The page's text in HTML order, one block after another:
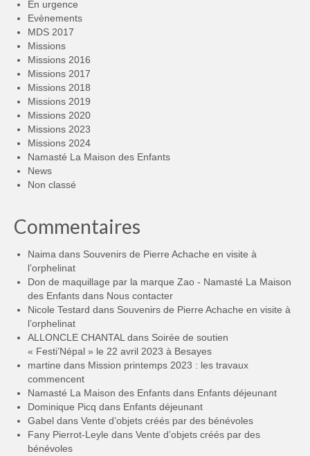
En urgence
Evènements
MDS 2017
Missions
Missions 2016
Missions 2017
Missions 2018
Missions 2019
Missions 2020
Missions 2023
Missions 2024
Namasté La Maison des Enfants
News
Non classé
Commentaires
Naima dans Souvenirs de Pierre Achache en visite à
l’orphelinat
Don de maquillage par la marque Zao - Namasté La Maison
des Enfants dans Nous contacter
Nicole Testard dans Souvenirs de Pierre Achache en visite à
l’orphelinat
ALLONCLE CHANTAL dans Soirée de soutien
« Festi’Népal » le 22 avril 2023 à Besayes
martine dans Mission printemps 2023 : les travaux
commencent
Namasté La Maison des Enfants dans Enfants déjeunant
Dominique Picq dans Enfants déjeunant
Gabel dans Vente d’objets créés par des bénévoles
Fany Pierrot-Leyle dans Vente d’objets créés par des
bénévoles